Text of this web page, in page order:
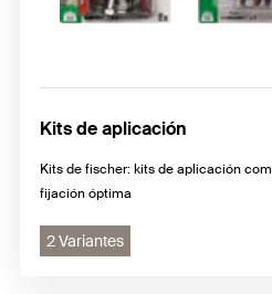
Kits de aplicación
Kits de fischer: kits de aplicación
fijación óptima
2 Variantes